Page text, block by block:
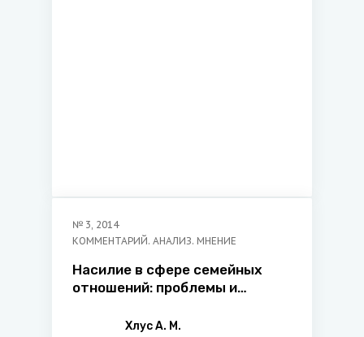
№ 3, 2014
КОММЕНТАРИЙ. АНАЛИЗ. МНЕНИЕ
Насилие в сфере семейных
отношений: проблемы и
ответственности
Хлус А. М.